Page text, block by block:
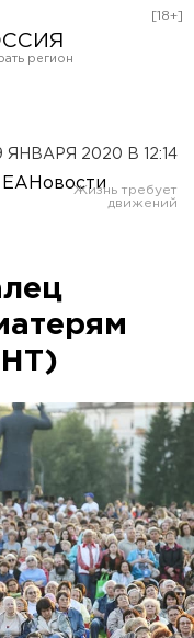
[18+]
ЯНВАРЯ 2020 В 12:14
ЕАНовости